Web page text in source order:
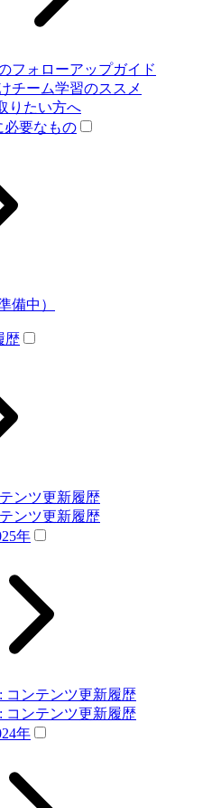
フォローアップガイド
チーム学習のススメ
りたい方へ
必要なもの
備中）
歴
ンツ更新履歴
ンツ更新履歴
年
コンテンツ更新履歴
コンテンツ更新履歴
年